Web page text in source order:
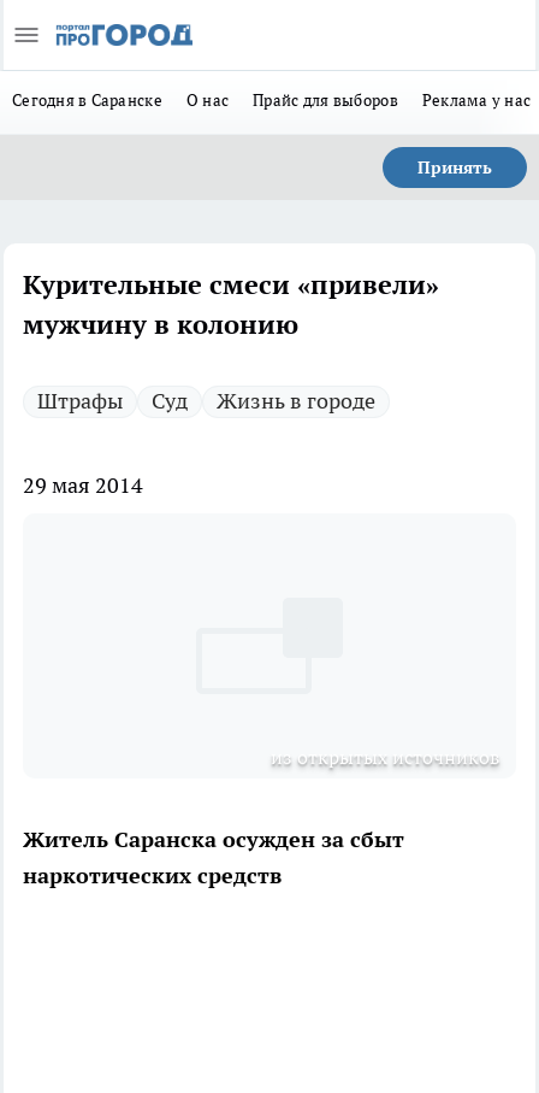
Сегодня в Саранске О нас Прайс для выборов Реклама у нас
Принять
Курительные смеси «привели»
мужчину в колонию
Штрафы Суд Жизнь в городе
29 мая 2014
из открытых источников
Житель Саранска осужден за сбыт
наркотических средств